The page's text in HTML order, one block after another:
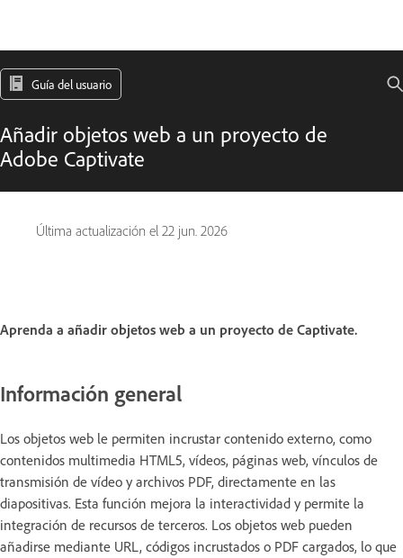
Guía del usuario
Añadir objetos web a un proyecto de
Adobe Captivate
Última actualización el 22 jun. 2026
Aprenda a añadir objetos web a un proyecto de Captivate.
Información general
Los objetos web le permiten incrustar contenido externo, como
contenidos multimedia HTML5, vídeos, páginas web, vínculos de
transmisión de vídeo y archivos PDF, directamente en las
diapositivas. Esta función mejora la interactividad y permite la
integración de recursos de terceros. Los objetos web pueden
añadirse mediante URL, códigos incrustados o PDF cargados, lo que